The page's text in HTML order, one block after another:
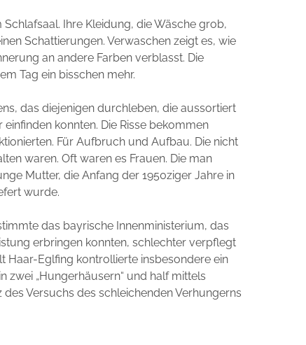
Schlafsaal. Ihre Kleidung, die Wäsche grob,
Schattierungen. Verwaschen zeigt es, wie
an andere Farben verblasst. Die
Tag ein bisschen mehr.
das diejenigen durchleben, die aussortiert
konnten. Die Risse bekommen
Für Aufbruch und Aufbau. Die nicht
waren. Oft waren es Frauen. Die man
Mutter, die Anfang der 1950ziger Jahre in
wurde.
das bayrische Innenministerium, das
erbringen konnten, schlechter verpflegt
Haar-Eglfing kontrollierte insbesondere ein
zwei „Hungerhäusern“ und half mittels
Versuchs des schleichenden Verhungerns